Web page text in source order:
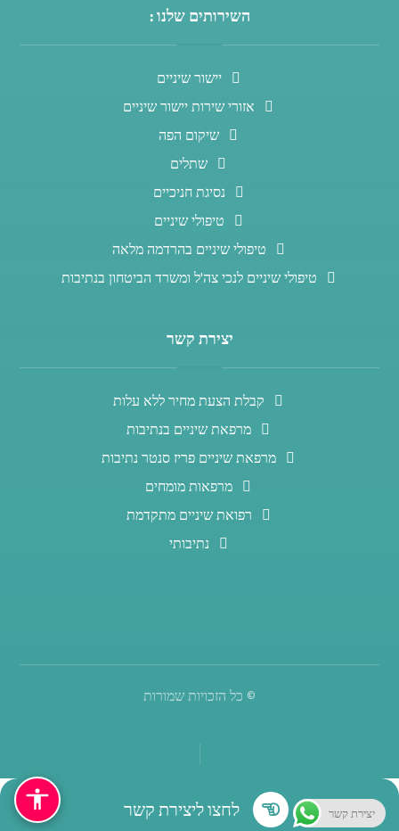
השירותים שלנו :
יישור שיניים
אזורי שירות יישור שיניים
שיקום הפה
שתלים
נסיגת חניכיים
טיפולי שיניים
טיפולי שיניים בהרדמה מלאה
טיפולי שיניים לנכי צה'ל ומשרד הביטחון בנתיבות
יצירת קשר
קבלת הצעת מחיר ללא עלות
מרפאת שיניים בנתיבות
מרפאת שיניים פריז סנטר נתיבות
מרפאות מומחים
רפואת שיניים מתקדמת
נתיבותי
© כל הזכויות שמורות
לחצו ליצירת קשר יצירת קשר